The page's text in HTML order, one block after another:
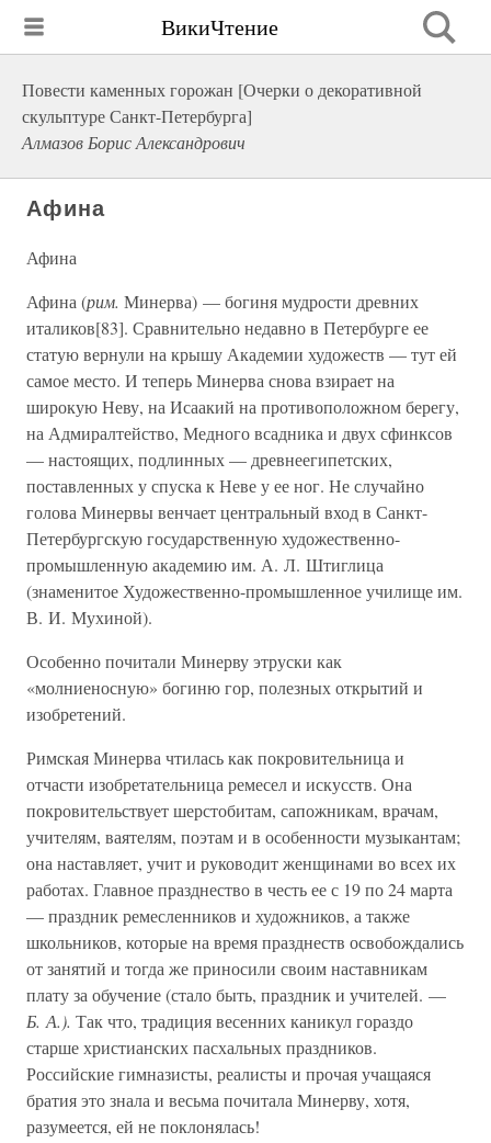
ВикиЧтение
Повести каменных горожан [Очерки о декоративной
скульптуре Санкт-Петербурга]
Алмазов Борис Александрович
Афина
Афина
Афина (рим. Минерва) — богиня мудрости древних
италиков[83]. Сравнительно недавно в Петербурге ее
статую вернули на крышу Академии художеств — тут ей
самое место. И теперь Минерва снова взирает на
широкую Неву, на Исаакий на противоположном берегу,
на Адмиралтейство, Медного всадника и двух сфинксов
— настоящих, подлинных — древнеегипетских,
поставленных у спуска к Неве у ее ног. Не случайно
голова Минервы венчает центральный вход в Санкт-
Петербургскую государственную художественно-
промышленную академию им. А. Л. Штиглица
(знаменитое Художественно-промышленное училище им.
В. И. Мухиной).
Особенно почитали Минерву этруски как
«молниеносную» богиню гор, полезных открытий и
изобретений.
Римская Минерва чтилась как покровительница и
отчасти изобретательница ремесел и искусств. Она
покровительствует шерстобитам, сапожникам, врачам,
учителям, ваятелям, поэтам и в особенности музыкантам;
она наставляет, учит и руководит женщинами во всех их
работах. Главное празднество в честь ее с 19 по 24 марта
— праздник ремесленников и художников, а также
школьников, которые на время празднеств освобождались
от занятий и тогда же приносили своим наставникам
плату за обучение (стало быть, праздник и учителей. —
Б. А.). Так что, традиция весенних каникул гораздо
старше христианских пасхальных праздников.
Российские гимназисты, реалисты и прочая учащаяся
братия это знала и весьма почитала Минерву, хотя,
разумеется, ей не поклонялась!